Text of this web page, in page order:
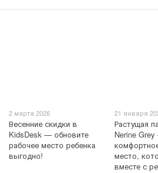
2 марта 2026
Весенние скидки в
KidsDesk — обновите
рабочее место ребенка
выгодно!
21 января
Растущая
Nerine
место,
вместе с